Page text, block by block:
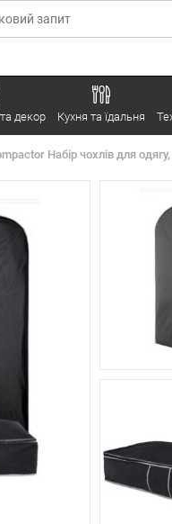
декор Кухня та їдальня
Набір чохлів для